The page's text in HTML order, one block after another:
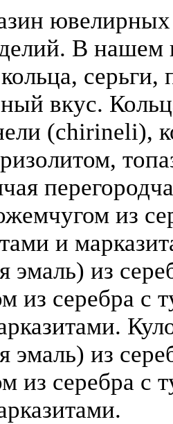
В нашем
вкус.
(chirineli),
из
и
эмаль) из
из серебра с
эмаль) из
из серебра с